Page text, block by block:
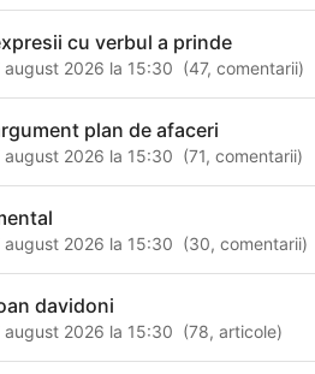
cu verbul a prinde
august 2026 la 15:30 (47,comentarii)
plan de afaceri
august 2026 la 15:30 (71,comentarii)
august 2026 la 15:30 (30,comentarii)
davidoni
august 2026 la 15:30 (78,articole)